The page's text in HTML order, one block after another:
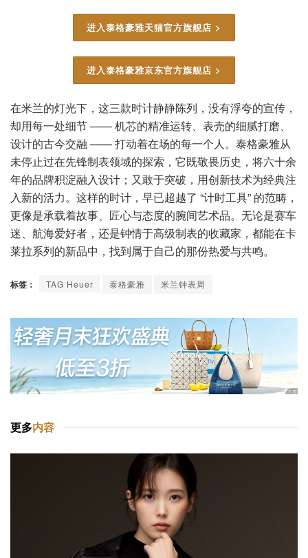
进入泰格豪雅天猫官方旗舰店 >
进入泰格豪雅京东官方旗舰店 >
在米兰的灯光下，这三款时计静静陈列，没有浮夸的宣传，
却用每一处细节 —— 机芯的精准运转、表壳的细腻打磨、
设计的古今交融 —— 打动着在场的每一个人。泰格豪雅从
未停止过在先锋制表领域的探索，它既敬畏历史，将六十余
年的品牌积淀融入设计；又敢于突破，用创新技术为经典注
入新的活力。这样的时计，早已超越了 “计时工具” 的范畴，
更像是承载着故事、匠心与态度的腕间艺术品。无论是赛车
迷、航海爱好者，还是钟情于高级制表的收藏家，都能在卡
莱拉系列的新品中，找到属于自己的那份热爱与共鸣。
标签： TAG Heuer 泰格豪雅 米兰钟表周
更多内容